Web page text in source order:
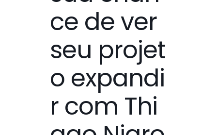
ce de ver
seu projet
o expandi
r com Thi